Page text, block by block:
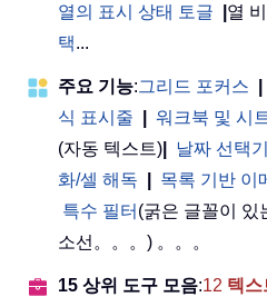
열의 표시 상태 토글
열
택...
주요 기능:그리드 포커스
식 표시줄
워크북 및 시
(자동 텍스트)
날짜 선택기
화/셀 해독
목록 기반 이
특수 필터 (굵은 글꼴이 있
소선。。。) 。。。
15 상위 도구 모음:12 텍스